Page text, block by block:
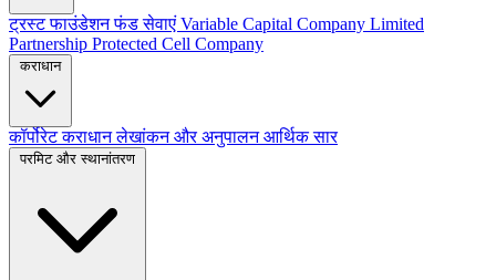
ट्रस्टफाउंडेशनफंड सेवाएं Variable Capital Company Limited
Partnership Protected Cell Company
कराधान
कॉर्पोरेट कराधानलेखांकन और अनुपालनआर्थिक सार